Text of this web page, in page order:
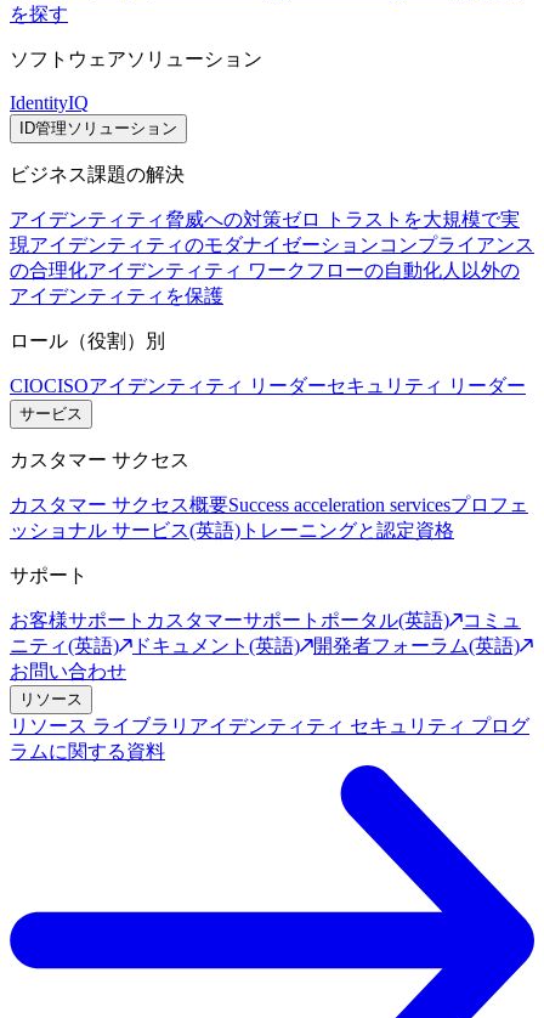
を探す
ソフトウェアソリューション
IdentityIQ
ID管理ソリューション
ビジネス課題の解決
アイデンティティ脅威への対策ゼロ トラストを大規模で実
現アイデンティティのモダナイゼーションコンプライアンス
の合理化アイデンティティ ワークフローの自動化人以外の
アイデンティティを保護
ロール（役割）別
CIOCISOアイデンティティ リーダーセキュリティ リーダー
サービス
カスタマー サクセス
カスタマー サクセス概要Success acceleration servicesプロフェ
ッショナル サービス(英語) トレーニングと認定資格
サポート
お客様サポート カスタマーサポートポータル(英語)
コミュ
ニティ(英語)
ドキュメント(英語)
開発者フォーラム(英語)
お問い合わせ
リソース
リソース ライブラリ アイデンティティ セキュリティ プログ
ラムに関する資料